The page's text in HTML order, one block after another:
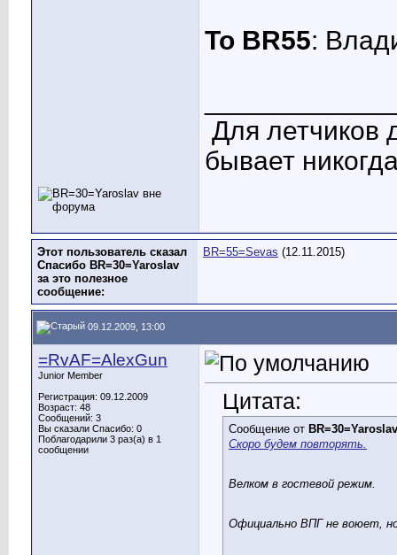
To BR55:
Для летчиков
бывает
Этот пользователь сказал
Спасибо BR=30=Yaroslav
за это полезное
сообщение:
BR=55=Sevas (12.11.2015)
09.12.2009, 13:00
=RvAF=AlexGun
Junior Member
Регистрация: 09.12.2009
Возраст: 48
Сообщений: 3
Вы сказали Спасибо: 0
Поблагодарили 3 раз(а) в 1
сообщении
Цитата:
Сообщение от BR=30=Yaroslav
Скоро будем повторять.
Велком в гостевой режим.
Официально ВПГ не воюет,